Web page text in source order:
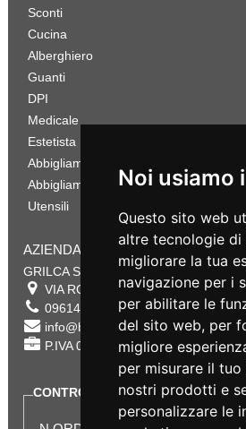
Noi usiamo
Questo sito web
altre tecnologie
migliorare la tua
navigazione per i
per abilitare le
del sito web, per
migliore
per misurare il tuo
nostri prodotti e
personalizzare le
Sconti
Cucina
Alberghiero
Guanti
DPI
Medicale
Estetista
Abbigliamento Sportivo
Abbigliamento Bambino
Utensili
AZIENDA
GRILCA SRL
VIA ROMA 180 88054 SERSALE ,
0961432177
info@bestsafety.it
P.IVA 02342180797
CONTROLLA LO STATO DEL TUO